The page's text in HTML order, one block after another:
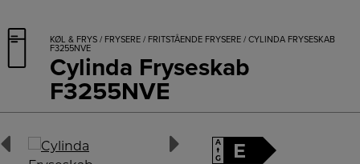
KØL & FRYS / FRYSERE / FRITSTÅENDE FRYSERE / CYLINDA FRYSESKAB
F3255NVE
Cylinda Fryseskab
F3255NVE
A
↑
G
E